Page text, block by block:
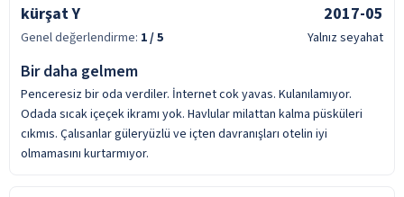
kürşat Y 2017-05
Genel değerlendirme: 1/ 5 Yalnız seyahat
Bir daha gelmem
Penceresiz bir oda verdiler. İnternet cok yavas. Kulanılamıyor.
Odada sıcak içeçek ikramı yok. Havlular milattan kalma püsküleri
cıkmıs. Çalısanlar güleryüzlü ve içten davranışları otelin iyi
olmamasını kurtarmıyor.